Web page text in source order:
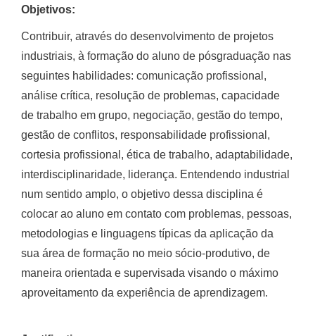
Objetivos:
Contribuir, através do desenvolvimento de projetos
industriais, à formação do aluno de pósgraduação nas
seguintes habilidades: comunicação profissional,
análise crítica, resolução de problemas, capacidade
de trabalho em grupo, negociação, gestão do tempo,
gestão de conflitos, responsabilidade profissional,
cortesia profissional, ética de trabalho, adaptabilidade,
interdisciplinaridade, liderança. Entendendo industrial
num sentido amplo, o objetivo dessa disciplina é
colocar ao aluno em contato com problemas, pessoas,
metodologias e linguagens típicas da aplicação da
sua área de formação no meio sócio-produtivo, de
maneira orientada e supervisada visando o máximo
aproveitamento da experiência de aprendizagem.